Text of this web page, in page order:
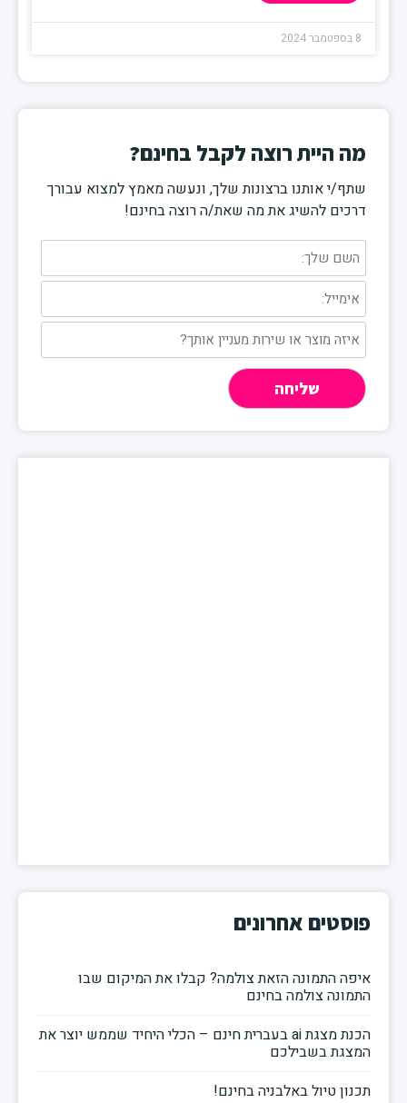
8 בספטמבר 2024
מה היית רוצה לקבל בחינם?
שתף/י אותנו ברצונות שלך, ונעשה מאמץ למצוא עבורך
דרכים להשיג את מה שאת/ה רוצה בחינם!
פוסטים אחרונים
איפה התמונה הזאת צולמה? קבלו את המיקום שבו
התמונה צולמה בחינם
הכנת מצגת ai בעברית חינם – הכלי היחיד שממש יוצר את
המצגת בשבילכם
תכנון טיול באלבניה בחינם!